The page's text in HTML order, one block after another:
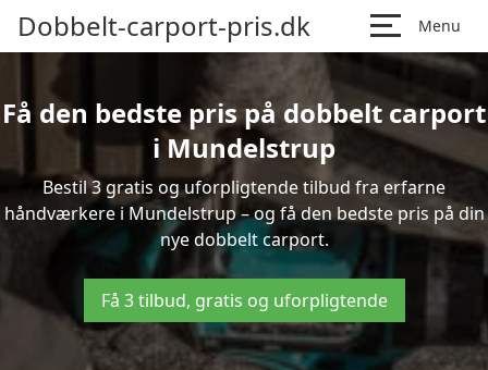
Dobbelt-carport-pris.dk Menu
Få den bedste pris på dobbelt carport
i Mundelstrup
Bestil 3 gratis og uforpligtende tilbud fra erfarne
håndværkere i Mundelstrup – og få den bedste pris på din
nye dobbelt carport.
Få 3 tilbud, gratis og uforpligtende